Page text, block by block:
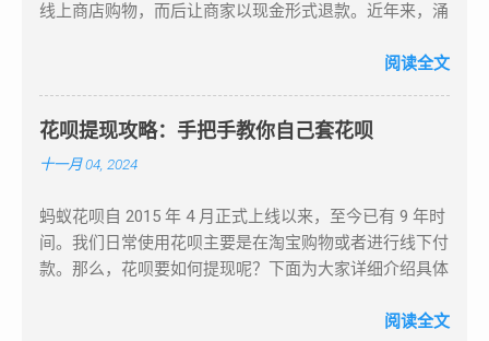
线上商店购物，而后让商家以现金形式退款。近年来，涌
同时境外的某些花呗应用也可通过扫描二维码实现自动回
通后进行。 https://sites.google.com/view/hbtxw/s 花呗
作为支付宝推出的信用支付产品，用户能在指定商家消费
并享受一定免息期。花呗免息期最长达 40 天，最短为 10
不可修改。随着花呗使用次数增多（不包括花呗套现次
数），用户的花呗额度也会相应提升。 然而，部分人因
某些缘由需要现金，却无法直接从花呗取现，便产生了套
现金使用的一种手段。这一过程可通过商家或套现中介来
阅读全文
花呗提现攻略：手把手教你自己套花呗
十一月 04, 2024
蚂蚁花呗自 2015 年 4 月正式上线以来，至今已有 9 年时
间。我们日常使用花呗主要是在淘宝购物或者进行线下付
款。那么，花呗要如何提现呢？下面为大家详细介绍具体
码”，也就是我们线下消费时用来付钱的那个“收钱码”。将
阅读全文